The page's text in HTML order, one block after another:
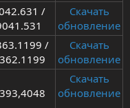
/
Скачать
обновление
/
Скачать
обновление
Скачать
обновление